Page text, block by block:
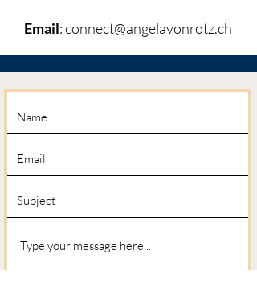
Email:connect@angelavonrotz.ch